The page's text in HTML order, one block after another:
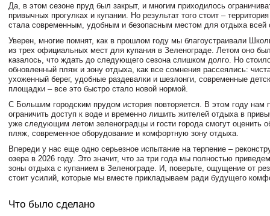
Да, в этом сезоне пруд был закрыт, и многим приходилось
привычных прогулках и купании. Но результат того стоит –
стала современным, удобным и безопасным местом для отдыха всей
Уверен, многие помнят, как в прошлом году мы благоустраивали
из трех официальных мест для купания в Зеленограде. Летом оно
казалось, что ждать до следующего сезона слишком долго. Но
обновленный пляж и зону отдыха, как все сомнения рассеялись:
ухоженный берег, удобные раздевалки и шезлонги, современные
площадки – все это быстро стало новой нормой.
С Большим городским прудом история повторяется. В этом году нам
ограничить доступ к воде и временно лишить жителей отдыха в
уже следующим летом зеленоградцы и гости города смогут оценить
пляж, современное оборудование и комфортную зону отдыха.
Впереди у нас еще одно серьезное испытание на терпение –
озера в 2026 году. Это значит, что за три года мы полностью
зоны отдыха с купанием в Зеленограде. И, поверьте, ощущение от
стоит усилий, которые мы вместе прикладываем ради будущего
Что было сделано